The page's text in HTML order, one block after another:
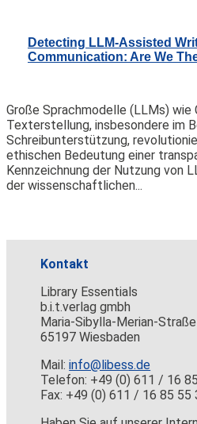
Detecting LLM-Assisted
Communication: Are We
Große Sprachmodelle (LLMs) wie
Texterstellung, insbesondere im
Schreibunterstützung,
ethischen Bedeutung einer
Kennzeichnung der Nutzung von
der wissenschaftlichen...
Kontakt
Library Essentials
b.i.t.verlag gmbh
Maria-Sibylla-Merian-
65197 Wiesbaden
Mail:info@libess.de
Telefon: +49 (0) 611 / 16
Fax: +49 (0) 611 / 16 85 55